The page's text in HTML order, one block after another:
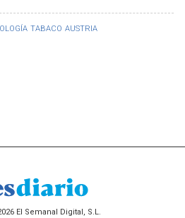
TABACO AUSTRIA
El Semanal Digital, S.L.